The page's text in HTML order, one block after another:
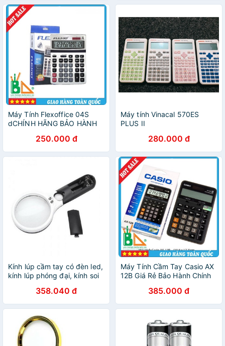
Máy Tính Flexoffice 04S
dCHÍNH HÃNG BẢO HÀNH
250.000 đ
Máy tính Vinacal 570ES
PLUS II
280.000 đ
Kính lúp cầm tay có đèn led,
kính lúp phóng đại, kính soi
358.040 đ
Máy Tính Cầm Tay Casio AX
12B Giá Rẻ Bảo Hành Chính
385.000 đ